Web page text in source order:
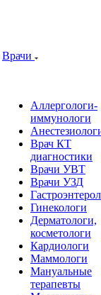
Врачи
Аллергологи-
иммунологи
Врач КТ
диагностики
Врачи УВТ
Врачи УЗД
Гинекологи
Дерматологи,
косметологи
Кардиологи
Маммологи
Мануальные
терапевты